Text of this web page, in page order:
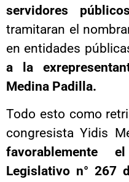
servidores públicos
tramitaran el
en entidades
a la
Medina Padilla.
Todo esto como
congresista Yidis
favorablemente
Legislativo n° 267